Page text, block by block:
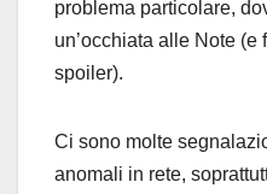
problema particolare,
un’occhiata alle Note (e
spoiler).
Ci sono molte
anomali in rete,